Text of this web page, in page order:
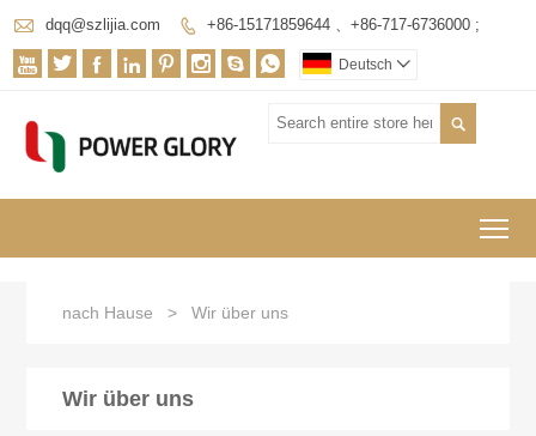
 dqq@szlijia.com  +86-15171859644 、+86-717-6736000 ;
        Deutsch 

nach Hause > Wir über uns
Wir über uns